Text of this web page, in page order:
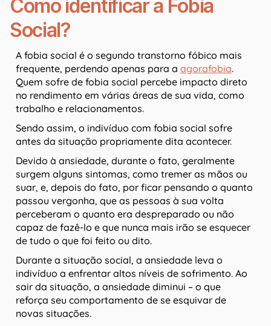
Como identificar a Fobia
Social?
A fobia social é o segundo transtorno fóbico mais
frequente, perdendo apenas para a agorafobia.
Quem sofre de fobia social percebe impacto direto
no rendimento em várias áreas de sua vida, como
trabalho e relacionamentos.
Sendo assim, o indivíduo com fobia social sofre
antes da situação propriamente dita acontecer.
Devido à ansiedade, durante o fato, geralmente
surgem alguns sintomas, como tremer as mãos ou
suar, e, depois do fato, por ficar pensando o quanto
passou vergonha, que as pessoas à sua volta
perceberam o quanto era despreparado ou não
capaz de fazê-lo e que nunca mais irão se esquecer
de tudo o que foi feito ou dito.
Durante a situação social, a ansiedade leva o
indivíduo a enfrentar altos níveis de sofrimento. Ao
sair da situação, a ansiedade diminui – o que
reforça seu comportamento de se esquivar de
novas situações.